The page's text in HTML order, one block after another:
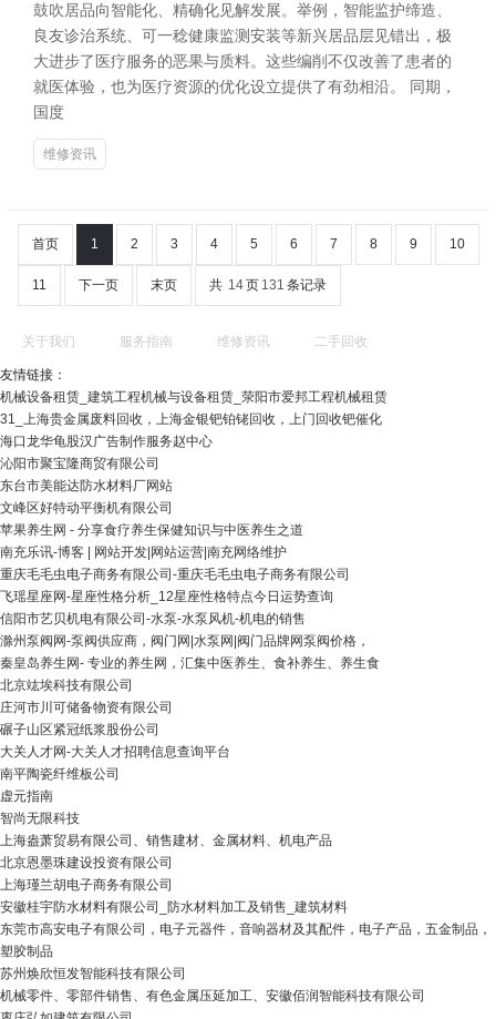
鼓吹居品向智能化、精确化见解发展。举例，智能监护缔造、
良友诊治系统、可一稔健康监测安装等新兴居品层见错出，极
大进步了医疗服务的恶果与质料。这些编削不仅改善了患者的
就医体验，也为医疗资源的优化设立提供了有劲相沿。 同期，
国度
维修资讯
首页 1 2 3 4 5 6 7 8 9 10
11 下一页 末页 共 14页 131 条记录
关于我们 服务指南 维修资讯 二手回收
友情链接：
机械设备租赁_建筑工程机械与设备租赁_荥阳市爱邦工程机械租赁
31_上海贵金属废料回收，上海金银钯铂铑回收，上门回收钯催化
海口龙华龟股汉广告制作服务赵中心
沁阳市聚宝隆商贸有限公司
东台市美能达防水材料厂网站
文峰区好特动平衡机有限公司
苹果养生网 - 分享食疗养生保健知识与中医养生之道
南充乐讯-博客 | 网站开发|网站运营|南充网络维护
重庆毛毛虫电子商务有限公司-重庆毛毛虫电子商务有限公司
飞瑶星座网-星座性格分析_12星座性格特点今日运势查询
信阳市艺贝机电有限公司-水泵-水泵风机-机电的销售
滁州泵阀网-泵阀供应商，阀门网|水泵网|阀门品牌网泵阀价格，
秦皇岛养生网- 专业的养生网，汇集中医养生、食补养生、养生食
北京竑埃科技有限公司
庄河市川可储备物资有限公司
碾子山区紧冠纸浆股份公司
大关人才网-大关人才招聘信息查询平台
南平陶瓷纤维板公司
虚元指南
智尚无限科技
上海盎萧贸易有限公司、销售建材、金属材料、机电产品
北京恩墨珠建设投资有限公司
上海瑾兰胡电子商务有限公司
安徽桂宇防水材料有限公司_防水材料加工及销售_建筑材料
东莞市高安电子有限公司，电子元器件，音响器材及其配件，电子产品，五金制品，
塑胶制品
苏州焕欣恒发智能科技有限公司
机械零件、零部件销售、有色金属压延加工、安徽佰润智能科技有限公司